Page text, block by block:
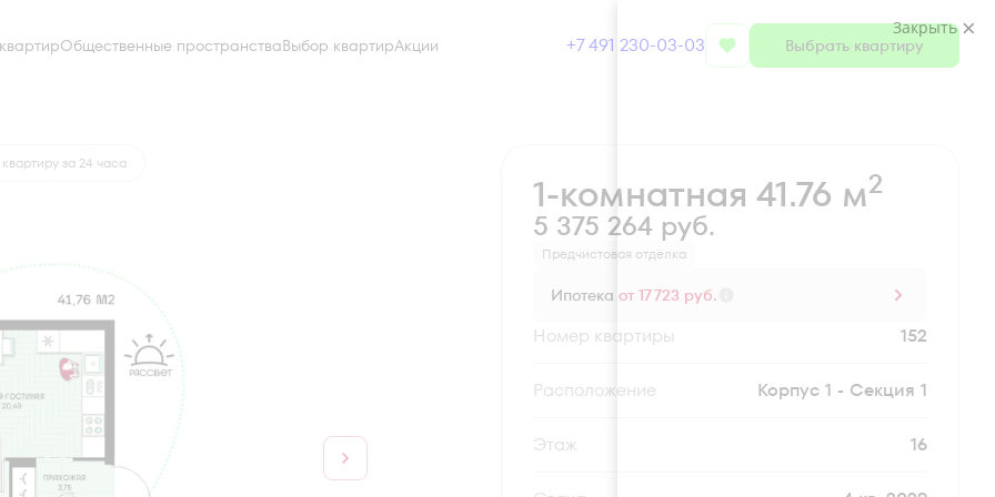
Общественные пространстваВыбор квартирАкции +7 491 230-03-03 Выбрать квартиру
от 17 723 руб. Забронировать
за 24 часа
1-комнатная 41.76 м2
5 375 264 руб.
Предчистовая отделка
Ипотека от 17 723 руб.
Номер квартиры 152
Секция Корпус 1 - Секция 1
Этаж 16
Закрыть